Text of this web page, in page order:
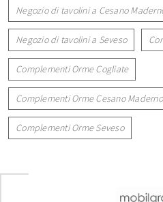
Negozio di tavolini a Cesano
Negozio di tavolini a Seveso
Complementi Orme Cogliate
Complementi Orme Cesano Maderno
Complementi Orme Seveso